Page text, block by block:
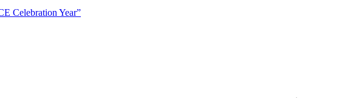
Celebration Year”